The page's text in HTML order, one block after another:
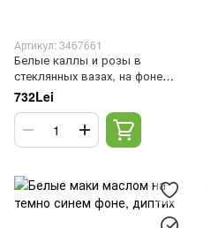
Артикул: 3467661
Белые каллы и розы в
стеклянных вазах, на фоне
абстракции
732Lei